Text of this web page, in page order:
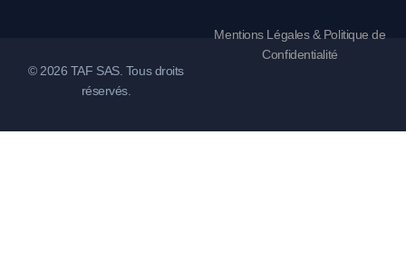
© 2026 TAF SAS. Tous droits
réservés.
Mentions Légales & Politique de
Confidentialité